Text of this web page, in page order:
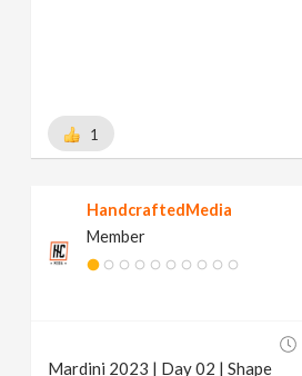
1
HandcraftedMedia
Member
Mardini 2023 | Day 02 | Shape